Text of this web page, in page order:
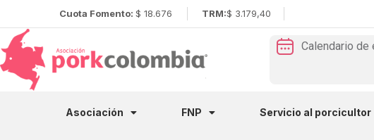
Cuota Fomento: $ 18.676 TRM:$ 3.179,40
Calendario de
Asociación FNP Servicio al porcicultor